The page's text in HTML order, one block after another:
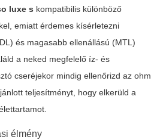
luxe s kompatibilis különböző
emiatt érdemes kísérletezni
és magasabb ellenállású (MTL)
a neked megfelelő íz- és
cseréjekor mindig ellenőrizd az ohm
teljesítményt, hogy elkerüld a
élmény